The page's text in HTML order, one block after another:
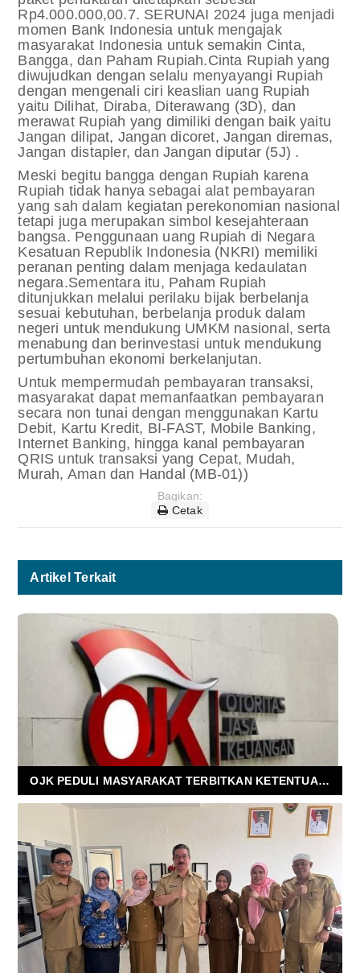
Rp4.000.000,00.7. SERUNAI 2024 juga menjadi
momen Bank Indonesia untuk mengajak
masyarakat Indonesia untuk semakin Cinta,
Bangga, dan Paham Rupiah.Cinta Rupiah yang
diwujudkan dengan selalu menyayangi Rupiah
dengan mengenali ciri keaslian uang Rupiah
yaitu Dilihat, Diraba, Diterawang (3D), dan
merawat Rupiah yang dimiliki dengan baik yaitu
Jangan dilipat, Jangan dicoret, Jangan diremas,
Jangan distapler, dan Jangan diputar (5J) .
Meski begitu bangga dengan Rupiah karena
Rupiah tidak hanya sebagai alat pembayaran
yang sah dalam kegiatan perekonomian nasional
tetapi juga merupakan simbol kesejahteraan
bangsa. Penggunaan uang Rupiah di Negara
Kesatuan Republik Indonesia (NKRI) memiliki
peranan penting dalam menjaga kedaulatan
negara.Sementara itu, Paham Rupiah
ditunjukkan melalui perilaku bijak berbelanja
sesuai kebutuhan, berbelanja produk dalam
negeri untuk mendukung UMKM nasional, serta
menabung dan berinvestasi untuk mendukung
pertumbuhan ekonomi berkelanjutan.
Untuk mempermudah pembayaran transaksi,
masyarakat dapat memanfaatkan pembayaran
secara non tunai dengan menggunakan Kartu
Debit, Kartu Kredit, BI-FAST, Mobile Banking,
Internet Banking, hingga kanal pembayaran
QRIS untuk transaksi yang Cepat, Mudah,
Murah, Aman dan Handal (MB-01))
Bagikan:
Cetak
Artikel Terkait
OJK PEDULI MASYARAKAT TERBITKAN KETENTUAN BARU SBNPL